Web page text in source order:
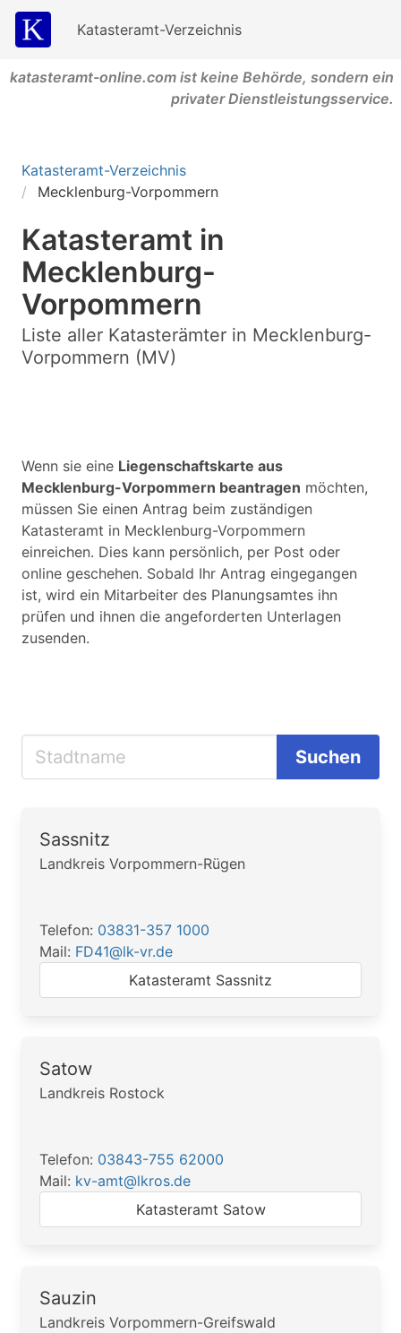
Katasteramt-Verzeichnis
katasteramt-online.com ist keine Behörde, sondern ein
privater Dienstleistungsservice.
Katasteramt-Verzeichnis
Mecklenburg-Vorpommern
Katasteramt in
Mecklenburg-
Vorpommern
Liste aller Katasterämter in Mecklenburg-
Vorpommern (MV)
Wenn sie eine Liegenschaftskarte aus
Mecklenburg-Vorpommern beantragen möchten,
müssen Sie einen Antrag beim zuständigen
Katasteramt in Mecklenburg-Vorpommern
einreichen. Dies kann persönlich, per Post oder
online geschehen. Sobald Ihr Antrag eingegangen
ist, wird ein Mitarbeiter des Planungsamtes ihn
prüfen und ihnen die angeforderten Unterlagen
zusenden.
Suchen
Sassnitz
Landkreis Vorpommern-Rügen
Telefon: 03831-357 1000
Mail: FD41@lk-vr.de
Katasteramt Sassnitz
Satow
Landkreis Rostock
Telefon: 03843-755 62000
Mail: kv-amt@lkros.de
Katasteramt Satow
Sauzin
Landkreis Vorpommern-Greifswald